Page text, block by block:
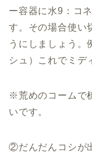
ー容器に水9：コ
す。その場合使い
うにしましょう
シュ）これでミデ
※荒めのコームで
いです。
②だんだんコシが